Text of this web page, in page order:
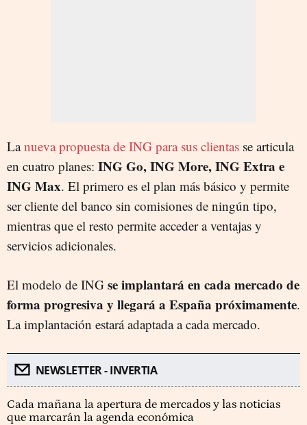
Lanueva propuesta de ING para sus clientas se articula
en cuatro planes: ING Go, ING More, ING Extra e
ING Max. El primero es el plan más básico y permite
ser cliente del banco sin comisiones de ningún tipo,
mientras que el resto permite acceder a ventajas y
servicios adicionales.
El modelo de ING se implantará en cada mercado de
forma progresiva y llegará a España próximamente.
La implantación estará adaptada a cada mercado.
NEWSLETTER - INVERTIA
Cada mañana la apertura de mercados y las noticias
que marcarán la agenda económica